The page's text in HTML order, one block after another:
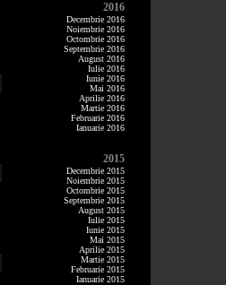
2016
Decembrie 2016
Noiembrie 2016
Octombrie 2016
Septembrie 2016
August 2016
Iulie 2016
Iunie 2016
Mai 2016
Aprilie 2016
Martie 2016
Februarie 2016
Ianuarie 2016
2015
Decembrie 2015
Noiembrie 2015
Octombrie 2015
Septembrie 2015
August 2015
Iulie 2015
Iunie 2015
Mai 2015
Aprilie 2015
Martie 2015
Februarie 2015
Ianuarie 2015